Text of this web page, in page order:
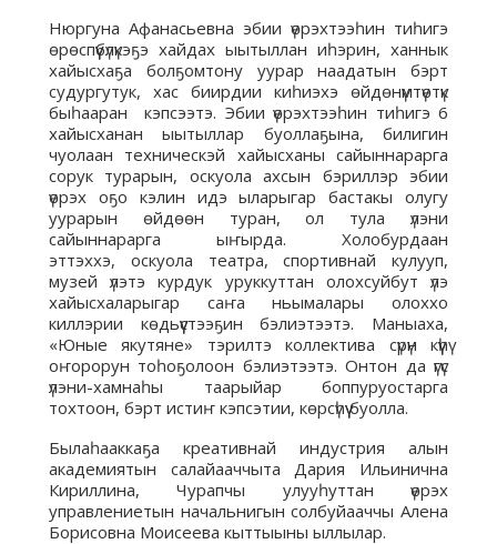
Нюргуна Афанасьевна эбии үөрэхтээһин тиһигэ
өрөспүүбүлүкэҕэ хайдах ыытыллан иһэрин, ханнык
хайысхаҕа болҕомтону уурар наадатын бэрт
судургутук, хас биирдии киһиэхэ өйдөнүмтүөтүк
быһааран кэпсээтэ. Эбии үөрэхтээһин тиһигэ 6
хайысханан ыытыллар буоллаҕына, билигин
чуолаан техническэй хайысханы сайыннарарга
сорук турарын, оскуола ахсын бэриллэр эбии
үөрэх оҕо кэлин идэ ыларыгар бастакы олугу
уурарын өйдөөн туран, ол тула үлэни
сайыннарарга ыҥырда. Холобурдаан
эттэххэ, оскуола театра, спортивнай кулууп,
музей үлэтэ курдук уруккуттан олохсуйбут үлэ
хайысхаларыгар саҥа ньымалары олоххо
киллэрии көдьүүстээҕин бэлиэтээтэ. Маныаха,
«Юные якутяне» тэрилтэ коллектива сүрүн күүһү
оҥорорун тоһоҕолоон бэлиэтээтэ. Онтон да үгүс
үлэни-хамнаһы таарыйар боппуруостарга
тохтоон, бэрт истиҥ кэпсэтии, көрсүһүү буолла.
Былаһааккаҕа креативнай индустрия алын
академиятын салайааччыта Дария Ильинична
Кириллина, Чурапчы улууһуттан үөрэх
управлениетын начальнигын солбуйааччы Алена
Борисовна Моисеева кыттыыны ыллылар.